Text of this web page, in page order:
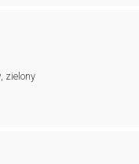
zielony